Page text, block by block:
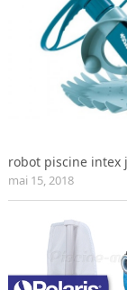
robot piscine intex
mai 15, 2018